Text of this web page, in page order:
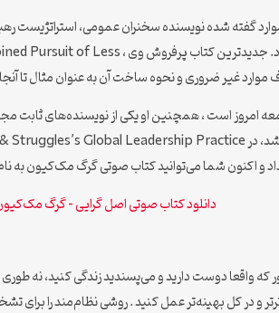
غیر ضروری و نحوه ساخت آن به عنوان مثال تا
اکنون شما می‌توانید کتاب صوتی گرگ مک‌کیون به نام
دانلود کتاب صوتی اصل گرایی – گرگ
واقعا دوست دارید و می‌پسندید زندگی کنید، نه
و در کل بهینه‌تر عمل کنید . روشی نظام‌مند را